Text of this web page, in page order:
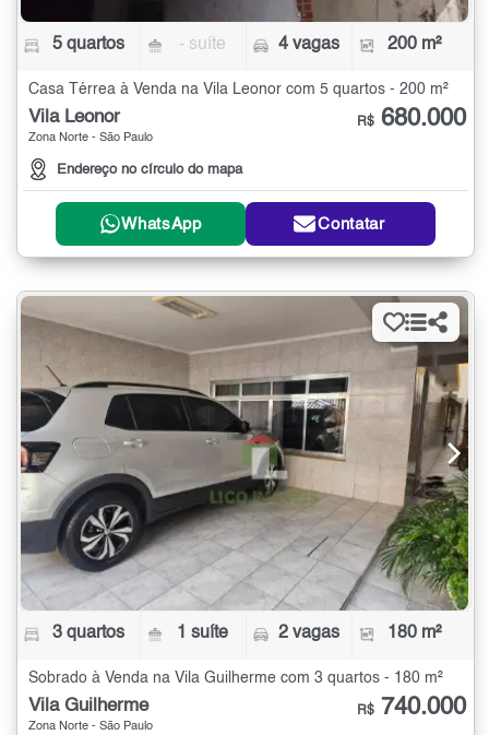
5 quartos - suíte 4 vagas 200 m²
Casa Térrea à Venda na Vila Leonor com 5 quartos - 200 m²
Vila Leonor
Zona Norte - São Paulo
Endereço no círculo do mapa
R$ 680.000
WhatsApp Contatar
3 quartos 1 suíte 2 vagas 180 m²
Sobrado à Venda na Vila Guilherme com 3 quartos - 180 m²
Vila Guilherme
Zona Norte - São Paulo
R$ 740.000